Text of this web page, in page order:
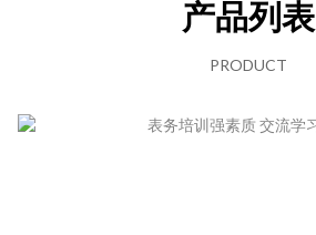
产品列表
PRODUCT